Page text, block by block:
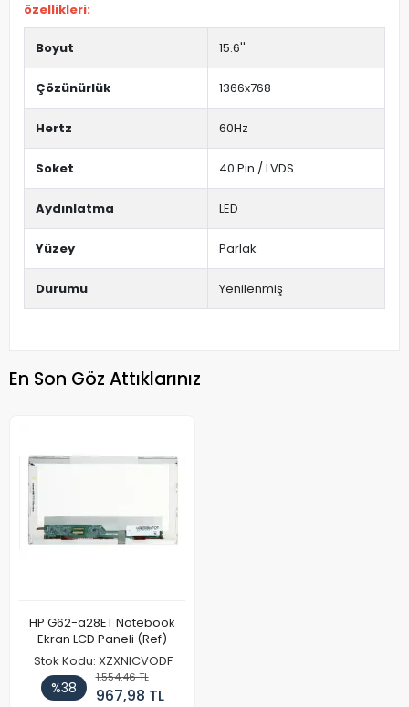
özellikleri:
Boyut 15.6''
Çözünürlük 1366x768
Hertz 60Hz
Soket 40 Pin / LVDS
Aydınlatma LED
Yüzey Parlak
Durumu Yenilenmiş
En Son Göz Attıklarınız
HP G62-a28ET Notebook
Ekran LCD Paneli (Ref)
Stok Kodu: XZXNICVODF
%38
1.554,46 TL
967,98 TL